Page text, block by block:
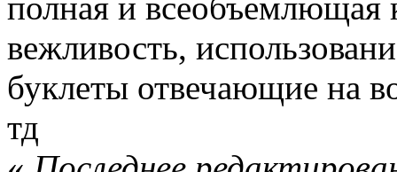
вежливость,
буклеты отвечающие на
тд